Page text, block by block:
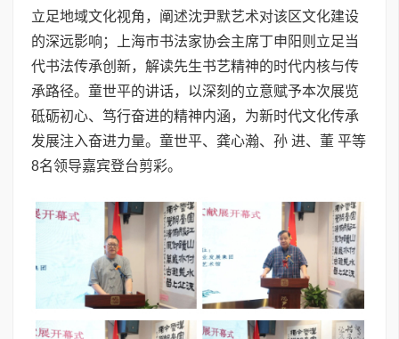
立足地域文化视角，阐述沈尹默艺术对该区文化建设
的深远影响；上海市书法家协会主席丁申阳则立足当
代书法传承创新，解读先生书艺精神的时代内核与传
承路径。童世平的讲话，以深刻的立意赋予本次展览
砥砺初心、笃行奋进的精神内涵，为新时代文化传承
发展注入奋进力量。童世平、龚心瀚、孙 进、董 平等
8名领导嘉宾登台剪彩。